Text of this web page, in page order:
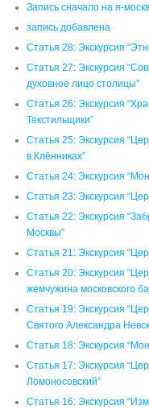
Запись сначало на я-
запись добавлена
Статья 28: Экскурсия
Статья 27: Экскурсия
духовное лицо столицы”
Статья 26: Экскурсия
Текстильщики”
Статья 25: Экскурсия
в Клённиках”
Статья 24: Экскурсия
Статья 23: Экскурсия
Статья 22: Экскурсия
Москвы”
Статья 21: Экскурсия
Статья 20: Экскурсия
жемчужина московского
Статья 19: Экскурсия
Святого Александра
Статья 18: Экскурсия
Статья 17: Экскурсия
Ломоносовский”
Статья 16: Экскурсия